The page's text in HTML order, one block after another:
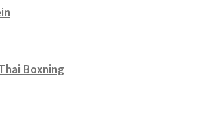
Boxning